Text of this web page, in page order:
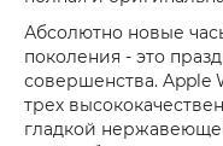
Абсолютно новые
поколения - это
совершенства. Apple
трех
гладкой